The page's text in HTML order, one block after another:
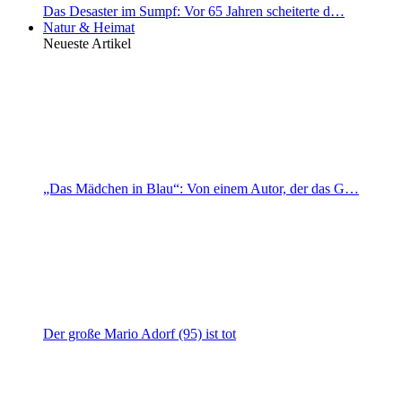
Das Desaster im Sumpf: Vor 65 Jahren scheiterte d…
Natur & Heimat
Neueste Artikel
„Das Mädchen in Blau“: Von einem Autor, der das G…
Der große Mario Adorf (95) ist tot